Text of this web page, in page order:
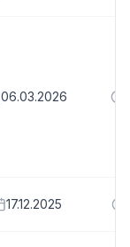
06.03.2026
17.12.2025